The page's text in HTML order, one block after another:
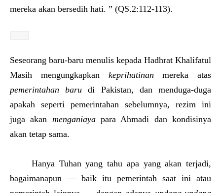
mereka akan bersedih hati. ” (QS.2:112-113).
Seseorang baru-baru menulis kepada Hadhrat Khalifatul
Masih mengungkapkan keprihatinan mereka atas
pemerintahan baru di Pakistan, dan menduga-duga
apakah seperti pemerintahan sebelumnya, rezim ini
juga akan menganiayapara Ahmadi dan kondisinya
akan tetap sama.
Hanya Tuhan yang tahu apa yang akan terjadi,
bagaimanapun — baik itu pemerintah saat ini atau